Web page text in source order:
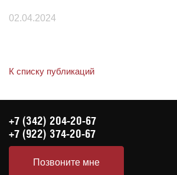
02.04.2024
К списку публикаций
+7 (342) 204-20-67
+7 (922) 374-20-67
Позвоните мне